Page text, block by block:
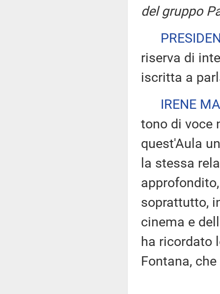
del gruppo
riserva di
iscritta a
IRENE
tono di voce
quest'Aula
la stessa
soprattutto,
cinema e
ha ricordato
Fontana,